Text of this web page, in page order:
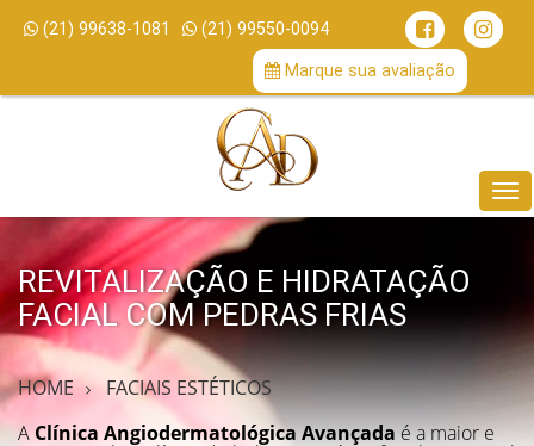
(21) 99638-1081 /
(21) 99550-0094
Marque sua avaliação
REVITALIZAÇÃO E HIDRATAÇÃO
FACIAL COM PEDRAS FRIAS
HOME
FACIAIS ESTÉTICOS
A Clínica Angiodermatológica Avançada é a maior e